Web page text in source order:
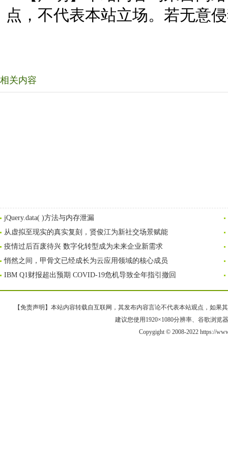
点，不代表本站立场。若无意
相关内容
jQuery.data( )方法与内存泄漏
从虚拟至现实的真实复刻，贤俊江为新社交场景赋能
疫情过后百废待兴 数字化转型成为未来企业新需求
悄然之间，甲骨文已经成长为云应用领域的核心成员
IBM Q1财报超出预期 COVID-19危机导致全年指引撤回
【免责声明】本站内容转载自互联网，其发布内容言论不代表本站观点，如果
建议您使用1920×1080分辨率、谷歌浏览
Copygight © 2008-2022 https://